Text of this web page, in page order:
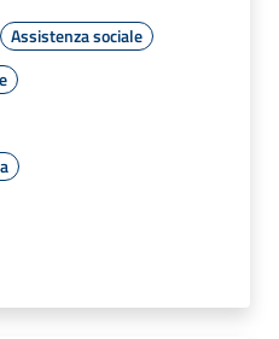
Assistenza sociale